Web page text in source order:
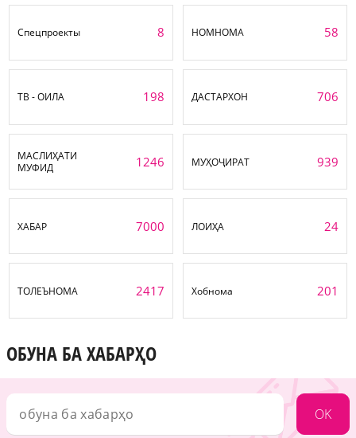
Спецпроекты 8 НОМНОМА 58
ТВ - ОИЛА 198 ДАСТАРХОН 706
МАСЛИҲАТИ
МУФИД
1246 МУҲОҶИРАТ 939
ХАБАР 7000 ЛОИҲА 24
ТОЛЕЪНОМА 2417 Хобнома 201
ОБУНА БА ХАБАРҲО
OK